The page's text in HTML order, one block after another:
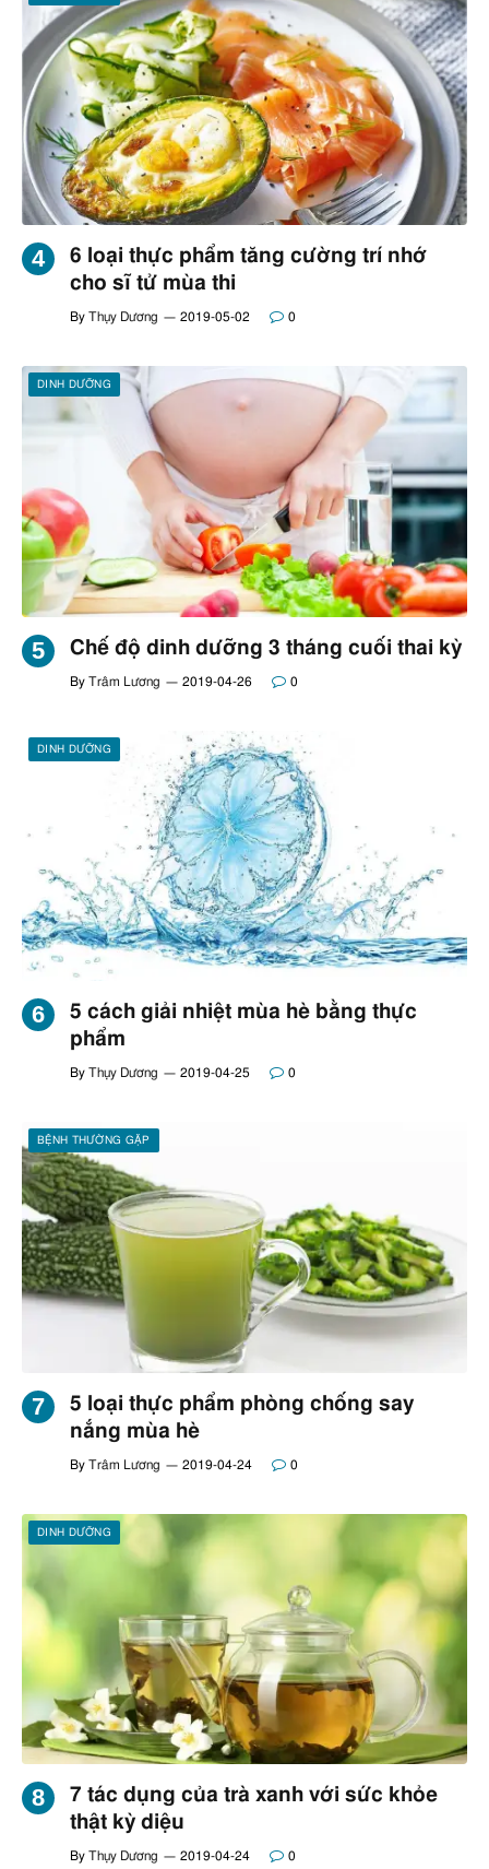
6 loại thực phẩm tăng cường trí nhớ
cho sĩ tử mùa thi
By Thụy Dương 2019-05-02 0
DINH DƯỠNG
Chế độ dinh dưỡng 3 tháng cuối thai kỳ
By Trâm Lương 2019-04-26 0
DINH DƯỠNG
5 cách giải nhiệt mùa hè bằng thực
phẩm
By Thụy Dương 2019-04-25 0
BỆNH THƯỜNG GẶP
5 loại thực phẩm phòng chống say
nắng mùa hè
By Trâm Lương 2019-04-24 0
DINH DƯỠNG
7 tác dụng của trà xanh với sức khỏe
thật kỳ diệu
By Thụy Dương 2019-04-24 0